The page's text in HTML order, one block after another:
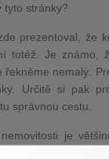
stránky?
že
totéž. Je známo,
řekněme nemalý.
Určitě si pak
správnou cestu.
je většinu
životě. Je to velice